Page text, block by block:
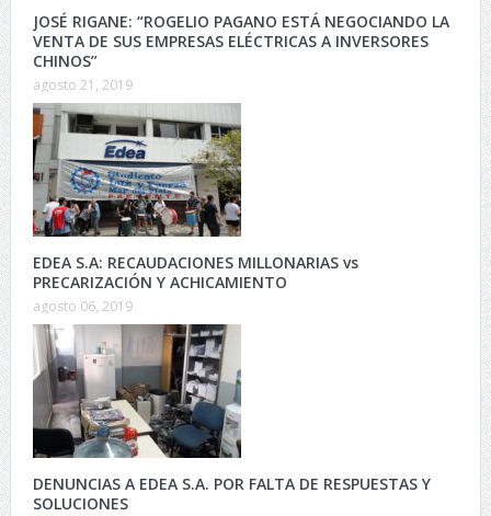
JOSÉ RIGANE: “ROGELIO PAGANO ESTÁ NEGOCIANDO LA
VENTA DE SUS EMPRESAS ELÉCTRICAS A INVERSORES
CHINOS”
agosto 21, 2019
EDEA S.A: RECAUDACIONES MILLONARIAS vs
PRECARIZACIÓN Y ACHICAMIENTO
agosto 06, 2019
DENUNCIAS A EDEA S.A. POR FALTA DE RESPUESTAS Y
SOLUCIONES